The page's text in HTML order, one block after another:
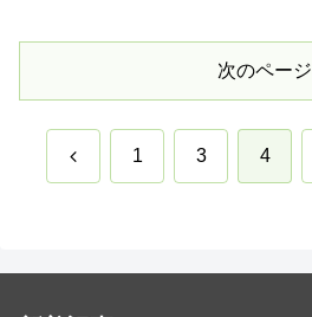
次のページ
前 1 3 4